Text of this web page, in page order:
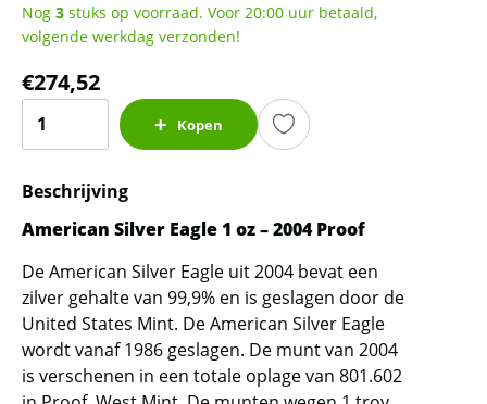
Nog 3 stuks op voorraad. Voor 20:00 uur betaald,
volgende werkdag verzonden!
€274,52
Silver
1
oz
2004
Proof
aantal
Kopen
Beschrijving
American Silver Eagle 1 oz – 2004 Proof
De American Silver Eagle uit 2004 bevat een
zilver gehalte van 99,9% en is geslagen door de
United States Mint. De American Silver Eagle
wordt vanaf 1986 geslagen. De munt van 2004
is verschenen in een totale oplage van 801.602